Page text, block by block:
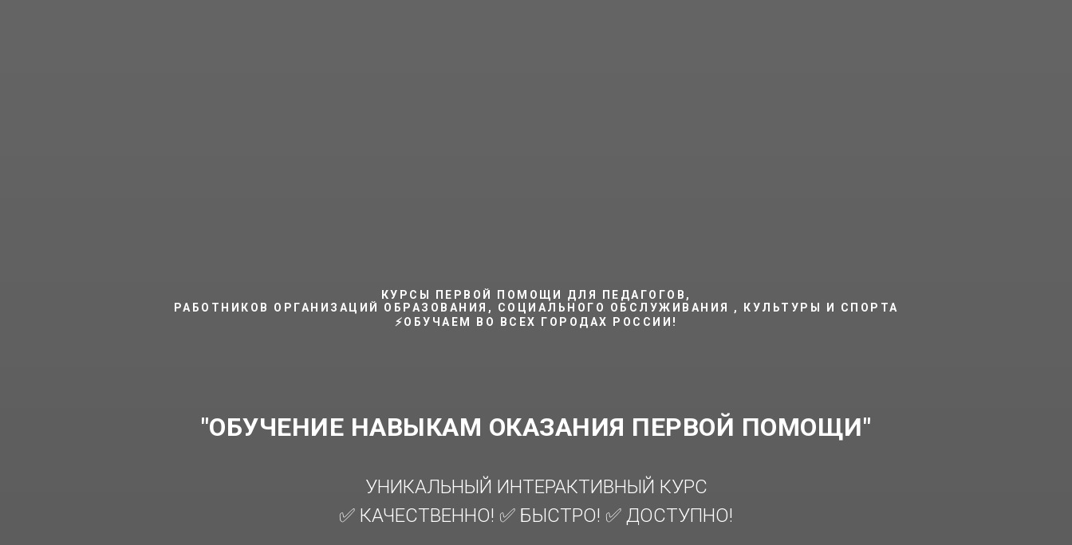
КУРСЫ ПЕРВОЙ ПОМОЩИ ДЛЯ ПЕДАГОГОВ,
РАБОТНИКОВ ОРГАНИЗАЦИЙ ОБРАЗОВАНИЯ, СОЦИАЛЬНОГО ОБСЛУЖИВАНИЯ , КУЛЬТУРЫ И СПОРТА
⚡ОБУЧАЕМ ВО ВСЕХ ГОРОДАХ РОССИИ!
"ОБУЧЕНИЕ НАВЫКАМ ОКАЗАНИЯ ПЕРВОЙ ПОМОЩИ"
УНИКАЛЬНЫЙ ИНТЕРАКТИВНЫЙ КУРС
✅ КАЧЕСТВЕННО! ✅ БЫСТРО! ✅ ДОСТУПНО!